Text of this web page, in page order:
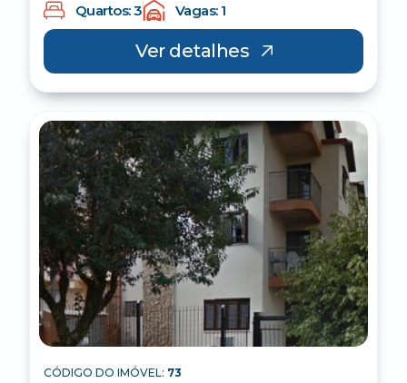
Quartos: 3 Vagas: 1
Ver detalhes
CÓDIGO DO IMÓVEL: 73